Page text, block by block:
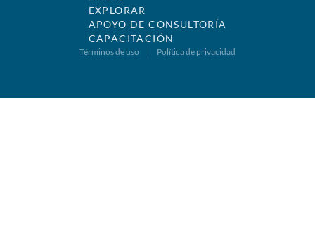
EXPLORAR
APOYO DE CONSULTORÍA
CAPACITACIÓN
Términos de uso Política de privacidad